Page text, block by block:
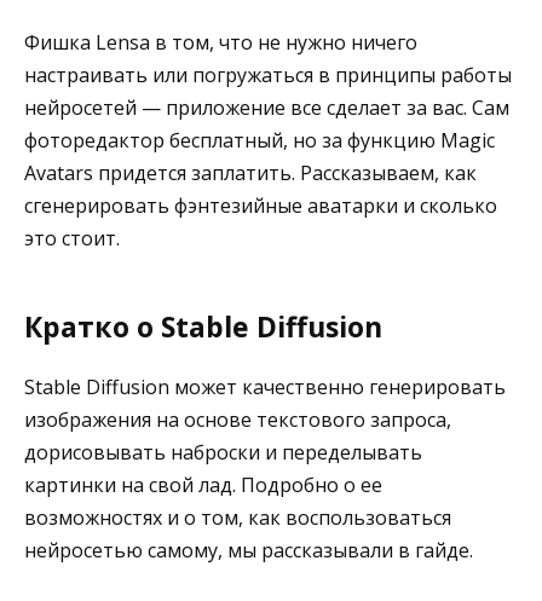
Фишка Lensa в том, что не нужно ничего
настраивать или погружаться в принципы работы
нейросетей — приложение все сделает за вас. Сам
фоторедактор бесплатный, но за функцию Magic
Avatars придется заплатить. Рассказываем, как
сгенерировать фэнтезийные аватарки и сколько
это стоит.
Кратко о Stable Diffusion
Stable Diffusion может качественно генерировать
изображения на основе текстового запроса,
дорисовывать наброски и переделывать
картинки на свой лад. Подробно о ее
возможностях и о том, как воспользоваться
нейросетью самому, мы рассказывали в гайде.